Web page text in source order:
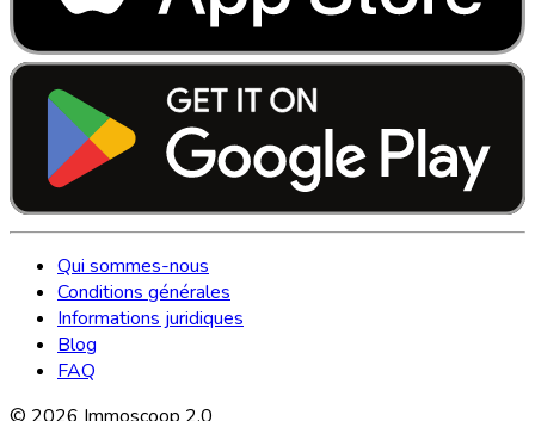
Qui sommes-nous
Conditions générales
Informations juridiques
Blog
FAQ